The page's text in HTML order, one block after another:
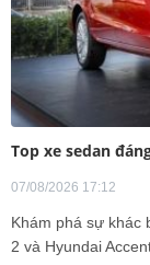
Top xe sedan
07/08/2026 17:12
Khám phá sự khác
2 và Hyundai